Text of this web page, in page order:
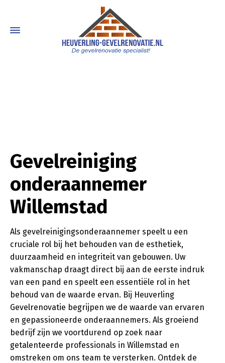
Gevelreiniging
onderaannemer
Willemstad
Als gevelreinigingsonderaannemer speelt u een
cruciale rol bij het behouden van de esthetiek,
duurzaamheid en integriteit van gebouwen. Uw
vakmanschap draagt direct bij aan de eerste indruk
van een pand en speelt een essentiële rol in het
behoud van de waarde ervan. Bij Heuverling
Gevelrenovatie begrijpen we de waarde van ervaren
en gepassioneerde onderaannemers. Als groeiend
bedrijf zijn we voortdurend op zoek naar
getalenteerde professionals in Willemstad en
omstreken om ons team te versterken. Ontdek de